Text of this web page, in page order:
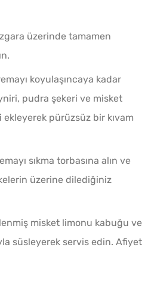
üzerinde tamamen
koyulaşıncaya kadar
pudra şekeri ve misket
pürüzsüz bir kıvam
sıkma torbasına alın ve
üzerine dilediğiniz
misket limonu kabuğu ve
süsleyerek servis edin. Afiyet